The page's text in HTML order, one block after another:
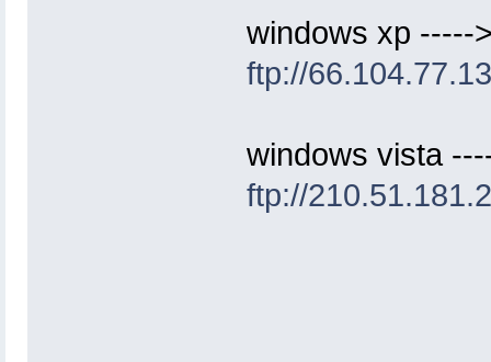
windows xp -----
ftp://
windows vista
ftp://